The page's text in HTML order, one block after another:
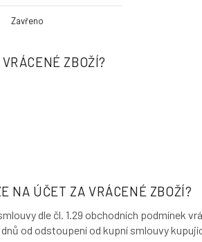
Zavřeno
ZBOŽÍ?
NA ÚČET ZA VRÁCENÉ ZBOŽÍ?
dle čl. 1.29 obchodních podmínek
od odstoupení od kupní smlouvy